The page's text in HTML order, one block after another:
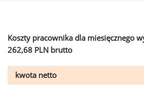
Koszty pracownika dla miesięcznego
262,68 PLN brutto
kwota netto